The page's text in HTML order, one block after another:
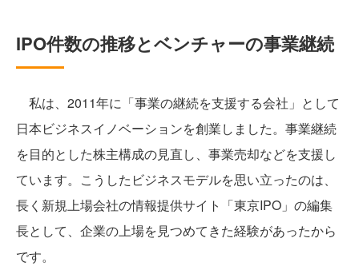
IPO件数の推移とベンチャーの事業継続
私は、2011年に「事業の継続を支援する会社」として
日本ビジネスイノベーションを創業しました。事業継続
を目的とした株主構成の見直し、事業売却などを支援し
ています。こうしたビジネスモデルを思い立ったのは、
長く新規上場会社の情報提供サイト「東京IPO」の編集
長として、企業の上場を見つめてきた経験があったから
です。